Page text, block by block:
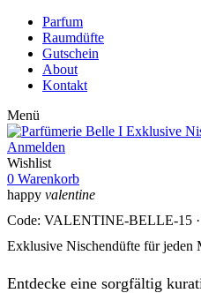
Parfum
Raumdüfte
Gutschein
About
Kontakt
Menü
Anmelden
Wishlist
0 Warenkorb
happy valentine
Code: VALENTINE-BELLE-15
Exklusive Nischendüfte für jeden
Entdecke eine sorgfältig